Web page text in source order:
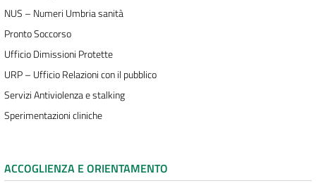
NUS – Numeri Umbria sanità
Pronto Soccorso
Ufficio Dimissioni Protette
URP – Ufficio Relazioni con il pubblico
Servizi Antiviolenza e stalking
Sperimentazioni cliniche
ACCOGLIENZA E ORIENTAMENTO